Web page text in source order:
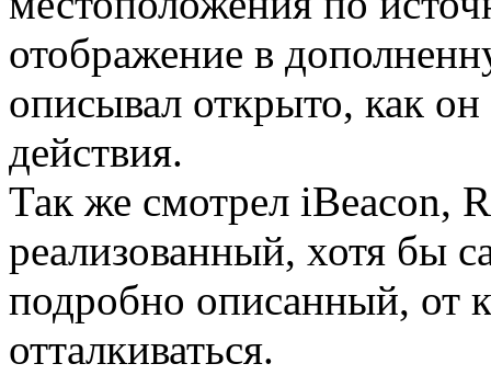
отображение в
описывал открыто, как
действия.
Так же смотрел iBeacon,
реализованный, хотя бы
подробно описанный, от
отталкиваться.